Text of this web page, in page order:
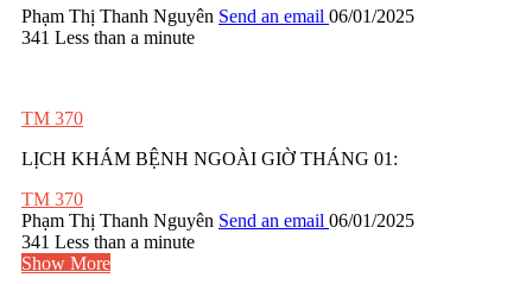
Phạm Thị Thanh Nguyên Send an email 06/01/2025
341 Less than a minute
TM 370
LỊCH KHÁM BỆNH NGOÀI GIỜ THÁNG 01:
TM 370
Phạm Thị Thanh Nguyên Send an email 06/01/2025
341 Less than a minute
Show More